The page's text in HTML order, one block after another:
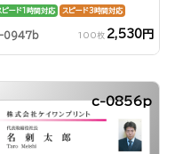
ピード1時間対応 スピード3時間対応
0947b 100枚 2,530円
c-0856p